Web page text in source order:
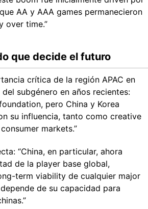
AA y AAA games permanecieron
over time.”
que decide el futuro
crítica de la región APAC en
subgénero en años recientes:
pero China y Korea
su influencia, tanto como creative
markets.”
“China, en particular, ahora
de la player base global,
term viability de cualquier major
de su capacidad para